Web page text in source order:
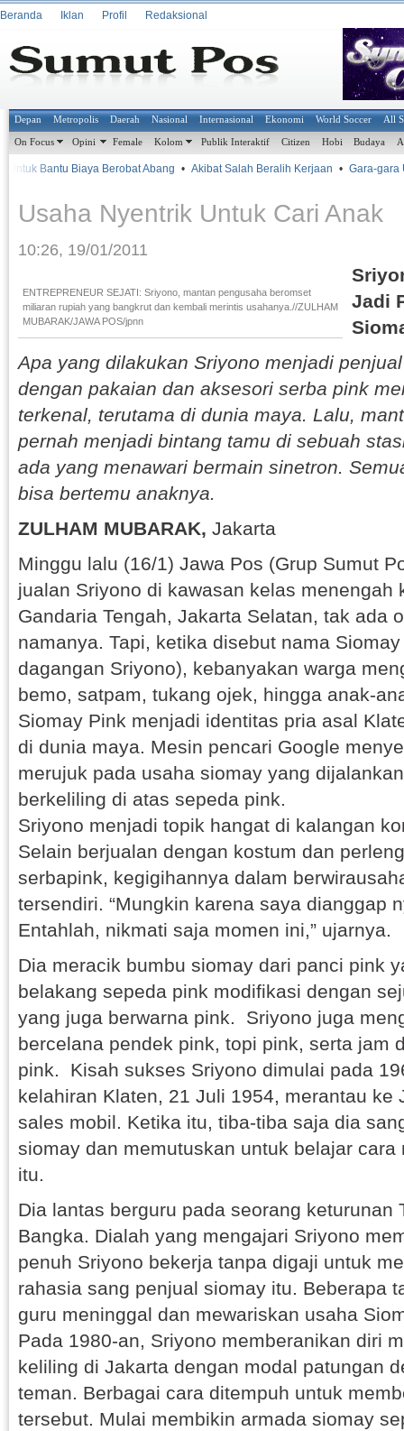
Beranda Iklan Profil Redaksional
Depan Metropolis Daerah Nasional Internasional Ekonomi World Soccer All
On Focus Opini Female Kolom Publik Interaktif Citizen Hobi Budaya
Bantu Biaya Berobat Abang • Akibat Salah Beralih Kerjaan • Gara-gara
Usaha Nyentrik Untuk Cari Anak
10:26, 19/01/2011
ENTREPRENEUR SEJATI: Sriyono, mantan pengusaha beromset
miliaran rupiah yang bangkrut dan kembali merintis usahanya.//ZULHAM
MUBARAK/JAWA POS/jpnn
Jadi
Apa yang dilakukan Sriyono menjadi
dengan pakaian dan aksesori serba pink
terkenal, terutama di dunia maya. Lalu,
pernah menjadi bintang tamu di sebuah
ada yang menawari bermain sinetron.
bisa bertemu anaknya.
ZULHAM MUBARAK, Jakarta
Minggu lalu (16/1) Jawa Pos (Grup Sumut
jualan Sriyono di kawasan kelas menengah
Gandaria Tengah, Jakarta Selatan, tak ada
namanya. Tapi, ketika disebut nama
dagangan Sriyono), kebanyakan warga
bemo, satpam, tukang ojek, hingga anak-
Siomay Pink menjadi identitas pria asal
di dunia maya. Mesin pencari Google
merujuk pada usaha siomay yang
berkeliling di atas sepeda pink.
Sriyono menjadi topik hangat di kalangan
Selain berjualan dengan kostum dan
serbapink, kegigihannya dalam
tersendiri. “Mungkin karena saya dianggap
Entahlah, nikmati saja momen ini,” ujarnya.
Dia meracik bumbu siomay dari panci pink
belakang sepeda pink modifikasi dengan
yang juga berwarna pink. Sriyono juga
bercelana pendek pink, topi pink, serta jam
pink. Kisah sukses Sriyono dimulai pada
kelahiran Klaten, 21 Juli 1954, merantau ke
sales mobil. Ketika itu, tiba-tiba saja dia
siomay dan memutuskan untuk belajar cara
itu.
Dia lantas berguru pada seorang keturunan
Bangka. Dialah yang mengajari Sriyono
penuh Sriyono bekerja tanpa digaji untuk
rahasia sang penjual siomay itu. Beberapa
guru meninggal dan mewariskan usaha
Pada 1980-an, Sriyono memberanikan diri
keliling di Jakarta dengan modal patungan
teman. Berbagai cara ditempuh untuk
tersebut. Mulai membikin armada siomay